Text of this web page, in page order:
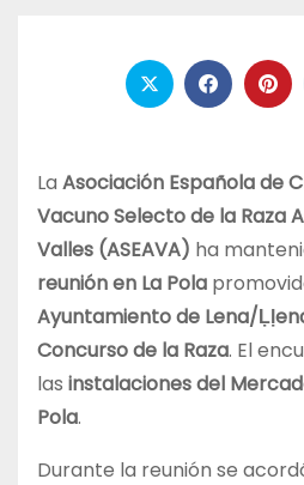
La Asociación Española de
Vacuno Selecto de la Raza
Valles (ASEAVA) ha
reunión en La Pola
Ayuntamiento de Lena/
Concurso de la Raza. El
las instalaciones del
Pola.
Durante la reunión se